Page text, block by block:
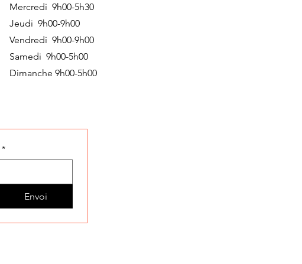
Mercredi 9h00-5h30
Jeudi 9h00-9h00
Vendredi 9h00-9h00
Samedi 9h00-5h00
Dimanche 9h00-5h00
*
Envoi